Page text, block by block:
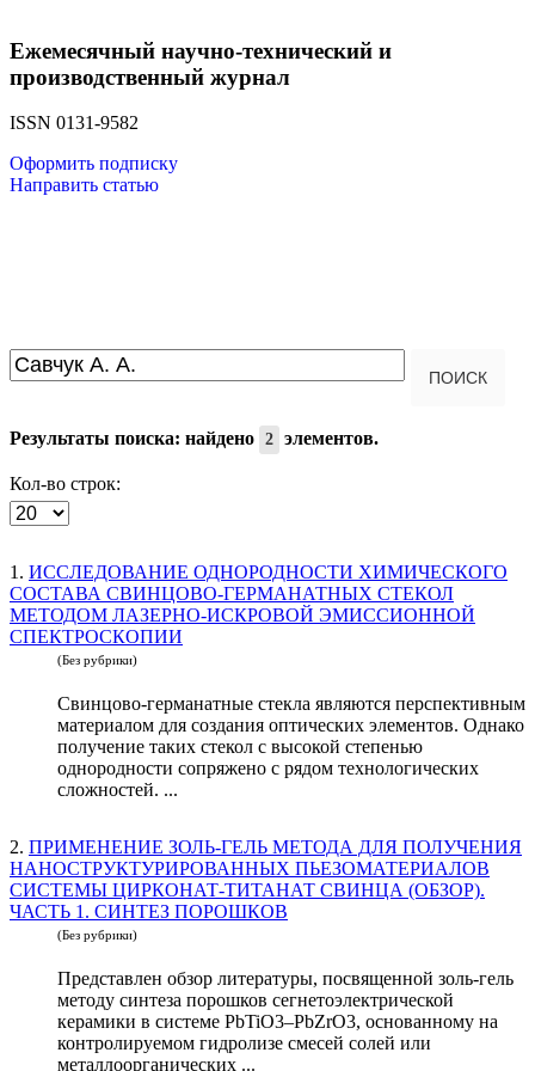
Ежемесячный научно-технический и
производственный журнал
ISSN 0131-9582
Оформить подписку
Направить статью
Введите текст для поиска...
ПОИСК
Результаты поиска: найдено 2 элементов.
Кол-во строк:
1. ИССЛЕДОВАНИЕ ОДНОРОДНОСТИ ХИМИЧЕСКОГО
СОСТАВА СВИНЦОВО-ГЕРМАНАТНЫХ СТЕКОЛ
МЕТОДОМ ЛАЗЕРНО-ИСКРОВОЙ ЭМИССИОННОЙ
СПЕКТРОСКОПИИ
(Без рубрики)
Свинцово-германатные стекла являются перспективным
материалом для создания оптических элементов. Однако
получение таких стекол с высокой степенью
однородности сопряжено с рядом технологических
сложностей. ...
2. ПРИМЕНЕНИЕ ЗОЛЬ-ГЕЛЬ МЕТОДА ДЛЯ ПОЛУЧЕНИЯ
НАНОСТРУКТУРИРОВАННЫХ ПЬЕЗОМАТЕРИАЛОВ
СИСТЕМЫ ЦИРКОНАТ-ТИТАНАТ СВИНЦА (ОБЗОР).
ЧАСТЬ 1. СИНТЕЗ ПОРОШКОВ
(Без рубрики)
Представлен обзор литературы, посвященной золь-гель
методу синтеза порошков сегнетоэлектрической
керамики в системе PbTiО3–РbZrО3, основанному на
контролируемом гидролизе смесей солей или
металлоорганических ...